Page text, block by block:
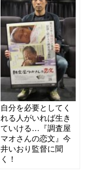
自分を必要としてく
れる人がいれば生き
ていける…『調査屋
マオさんの恋文』今
井いおり監督に聞
く！